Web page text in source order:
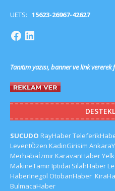
UETS: 15623-26967-42627
Tanıtım yazısı, banner ve link
SUCUDO RayHaber
LeventÖzen KadinGirisim
MerhabaİzmirKaravanHaber
MakineTamirIptidai SilahHaber
HaberInegol OtobanHaber
BulmacaHaber